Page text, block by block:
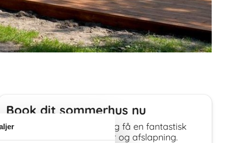
Book dit sommerhus nu
Book dit sommerhus nu og få en fantastisk
ferie med både oplevelser og afslapning.